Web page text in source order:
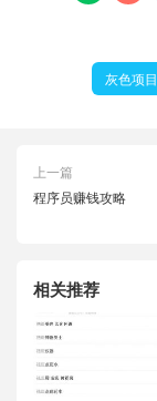
灰色项目
上一篇
程序员赚钱攻略
相关推荐